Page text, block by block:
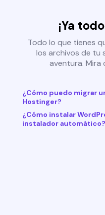
¡Ya
Todo lo que tienes
los archivos de tu
aventura. Mira
¿Cómo puedo migrar
Hostinger?
¿Cómo instalar
instalador automático?